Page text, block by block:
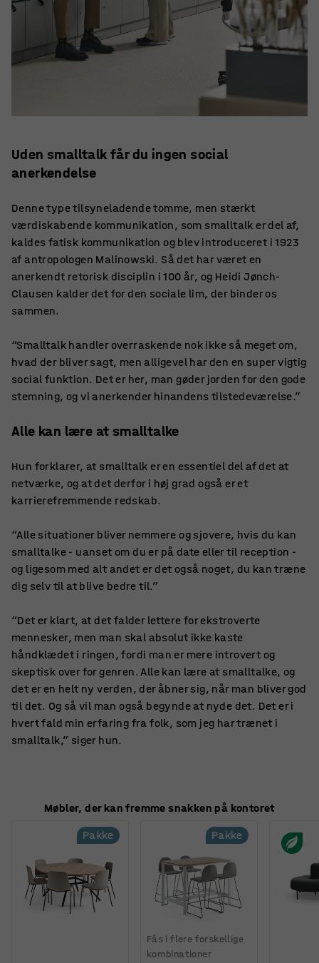
Uden smalltalk får du ingen social
anerkendelse
Denne type tilsyneladende tomme, men stærkt
værdiskabende kommunikation, som smalltalk er del af,
kaldes fatisk kommunikation og blev introduceret i 1923
af antropologen Malinowski. Så det har været en
anerkendt retorisk disciplin i 100 år, og Heidi Jønch-
Clausen kalder det for den sociale lim, der binder os
sammen.
“Smalltalk handler overraskende nok ikke så meget om,
hvad der bliver sagt, men alligevel har den en super vigtig
social funktion. Det er her, man gøder jorden for den gode
stemning, og vi anerkender hinandens tilstedeværelse.”
Alle kan lære at smalltalke
Hun forklarer, at smalltalk er en essentiel del af det at
netværke, og at det derfor i høj grad også er et
karrierefremmende redskab.
“Alle situationer bliver nemmere og sjovere, hvis du kan
smalltalke - uanset om du er på date eller til reception -
og ligesom med alt andet er det også noget, du kan træne
dig selv til at blive bedre til.”
“Det er klart, at det falder lettere for ekstroverte
mennesker, men man skal absolut ikke kaste
håndklædet i ringen, fordi man er mere introvert og
skeptisk over for genren. Alle kan lære at smalltalke, og
det er en helt ny verden, der åbner sig, når man bliver god
til det. Og så vil man også begynde at nyde det. Det er i
hvert fald min erfaring fra folk, som jeg har trænet i
smalltalk,” siger hun.
Møbler, der kan fremme snakken på kontoret
Pakke
Pakke
Fås i flere forskellige
kombinationer